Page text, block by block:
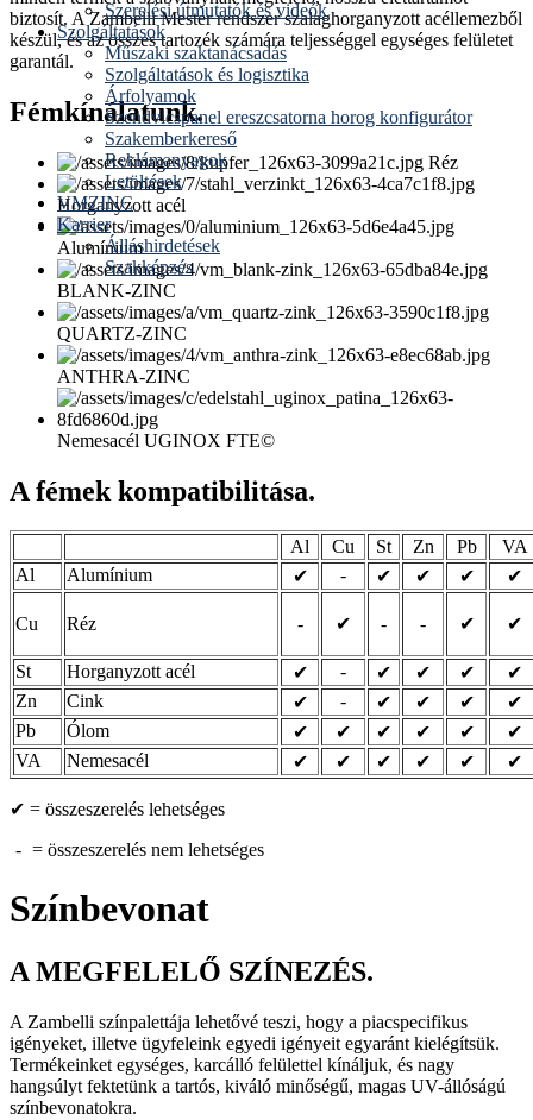
Szerelési útmutatók és videók
Szolgáltatások
Műszaki szaktanácsadás
Szolgáltatások és logisztika
Árfolyamok
Szendvicspanel ereszcsatorna horog konfigurátor
Szakemberkereső
Reklámanyagok
Letöltések
VMZINC
Karrier
Álláshirdetések
Szakképzés
biztosít. A Zambelli Mester rendszer szalaghorganyzott acéllemezből
készül, és az összes tartozék számára teljességgel egységes felületet
garantál.
Fémkínálatunk.
Réz
Horganyzott acél
Alumínium
BLANK-ZINC
QUARTZ-ZINC
ANTHRA-ZINC
Nemesacél UGINOX FTE©
A fémek kompatibilitása.
Al Cu St Zn Pb
VA
Al
Alumínium ✔ - ✔ ✔ ✔ ✔
Cu Réz - ✔ - - ✔ ✔
St Horganyzott acél ✔ - ✔ ✔ ✔
✔
Zn
Cink ✔ - ✔ ✔ ✔
✔
Pb
Ólom ✔ ✔ ✔ ✔ ✔
✔
VA
Nemesacél ✔ ✔ ✔ ✔ ✔ ✔
✔ = összeszerelés lehetséges
- = összeszerelés nem lehetséges
Színbevonat
A MEGFELELŐ SZÍNEZÉS.
A Zambelli színpalettája lehetővé teszi, hogy a piacspecifikus
igényeket, illetve ügyfeleink egyedi igényeit egyaránt kielégítsük.
Termékeinket egységes, karcálló felülettel kínáljuk, és nagy
hangsúlyt fektetünk a tartós, kiváló minőségű, magas UV-állóságú
színbevonatokra.